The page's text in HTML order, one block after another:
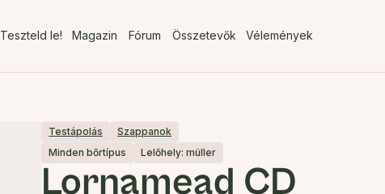
Teszteld le! Magazin Fórum Összetevők Vélemények
Testápolás
Szappanok
Minden bőrtípus
Lelőhely: müller
Lornamead CD